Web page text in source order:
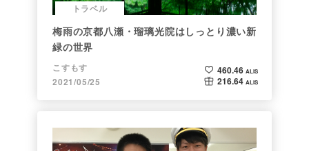
トラベル
梅雨の京都八瀬・瑠璃光院はしっとり濃い新
緑の世界
こすもす
2021/05/25
460.46 ALIS
216.64 ALIS